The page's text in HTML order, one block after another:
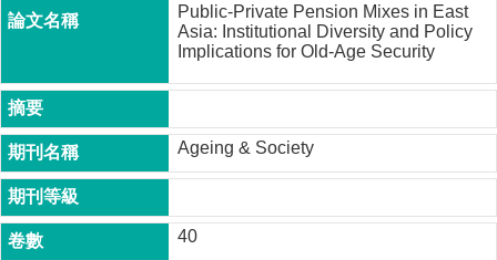
本
員
博
士
班
碩
士
Public-Private Pension Mixes in East
Asia: Institutional Diversity and Policy
Implications for Old-Age Security
Ageing & Society
40